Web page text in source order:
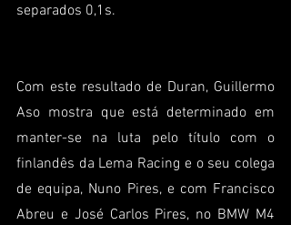
separados 0,1s.
Com este resultado de Duran, Guillermo
Aso mostra que está determinado em
manter-se na luta pelo título com o
finlandês da Lema Racing e o seu colega
de equipa, Nuno Pires, e com Francisco
Abreu e José Carlos Pires, no BMW M4